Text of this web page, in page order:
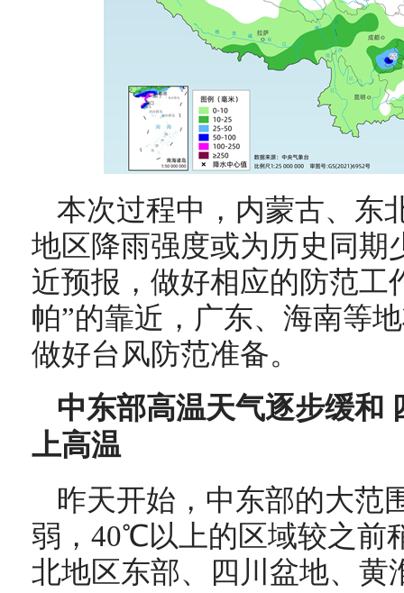
本次过程中，内蒙古、东
地区降雨强度或为历史同期
近预报，做好相应的防范工
帕”的靠近，广东、海南等
做好台风防范准备。
中东部高温天气逐步缓和
上高温
昨天开始，中东部的大范
弱，40℃以上的区域较之前
北地区东部、四川盆地、黄